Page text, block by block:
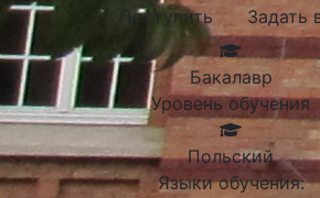
Поступить Задать
Бакалавр
Уровень обучения
Польский
Языки обучения: